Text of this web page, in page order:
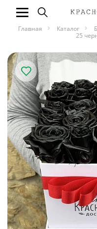
Главная Каталог
25